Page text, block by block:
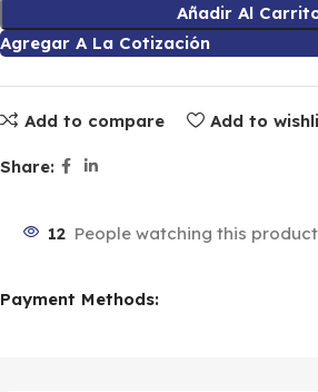
Añadir Al
Agregar A La Cotización
Add to compare Add to
Share:
12 People watching this
Payment Methods: